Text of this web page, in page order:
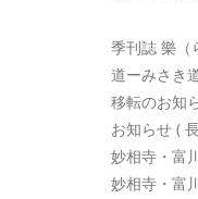
季刊誌 樂
道ーみさ
移転のお知
お知らせ (
妙相寺・富
妙相寺・富